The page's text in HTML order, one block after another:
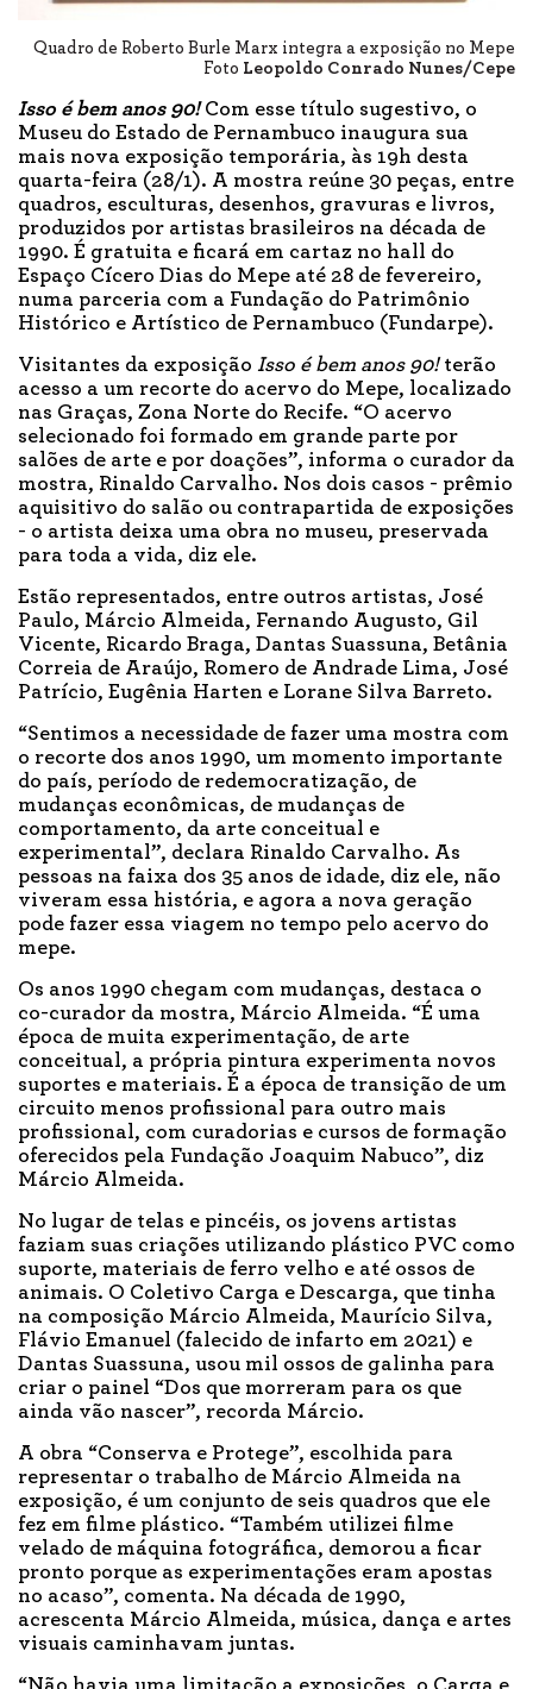
Quadro de Roberto Burle Marx integra a exposição no Mepe
Foto Leopoldo Conrado Nunes/Cepe
Isso é bem anos 90!Com esse título sugestivo, o
Museu do Estado de Pernambuco inaugura sua
mais nova exposição temporária, às 19h desta
quarta-feira (28/1). A mostra reúne 30 peças, entre
quadros, esculturas, desenhos, gravuras e livros,
produzidos por artistas brasileiros na década de
1990. É gratuita e ficará em cartaz no hall do
Espaço Cícero Dias do Mepe até 28 de fevereiro,
numa parceria com a Fundação do Patrimônio
Histórico e Artístico de Pernambuco (Fundarpe).
Visitantes da exposição Isso é bem anos 90!terão
acesso a um recorte do acervo do Mepe, localizado
nas Graças, Zona Norte do Recife. “O acervo
selecionado foi formado em grande parte por
salões de arte e por doações”, informa o curador da
mostra, Rinaldo Carvalho. Nos dois casos - prêmio
aquisitivo do salão ou contrapartida de exposições
- o artista deixa uma obra no museu, preservada
para toda a vida, diz ele.
Estão representados, entre outros artistas, José
Paulo, Márcio Almeida, Fernando Augusto, Gil
Vicente, Ricardo Braga, Dantas Suassuna, Betânia
Correia de Araújo, Romero de Andrade Lima, José
Patrício, Eugênia Harten e Lorane Silva Barreto.
“Sentimos a necessidade de fazer uma mostra com
o recorte dos anos 1990, um momento importante
do país, período de redemocratização, de
mudanças econômicas, de mudanças de
comportamento, da arte conceitual e
experimental”, declara Rinaldo Carvalho. As
pessoas na faixa dos 35 anos de idade, diz ele, não
viveram essa história, e agora a nova geração
pode fazer essa viagem no tempo pelo acervo do
mepe.
Os anos 1990 chegam com mudanças, destaca o
co-curador da mostra, Márcio Almeida. “É uma
época de muita experimentação, de arte
conceitual, a própria pintura experimenta novos
suportes e materiais. É a época de transição de um
circuito menos profissional para outro mais
profissional, com curadorias e cursos de formação
oferecidos pela Fundação Joaquim Nabuco”, diz
Márcio Almeida.
No lugar de telas e pincéis, os jovens artistas
faziam suas criações utilizando plástico PVC como
suporte, materiais de ferro velho e até ossos de
animais. O Coletivo Carga e Descarga, que tinha
na composição Márcio Almeida, Maurício Silva,
Flávio Emanuel (falecido de infarto em 2021) e
Dantas Suassuna, usou mil ossos de galinha para
criar o painel “Dos que morreram para os que
ainda vão nascer”, recorda Márcio.
A obra “Conserva e Protege”, escolhida para
representar o trabalho de Márcio Almeida na
exposição, é um conjunto de seis quadros que ele
fez em filme plástico. “Também utilizei filme
velado de máquina fotográfica, demorou a ficar
pronto porque as experimentações eram apostas
no acaso”, comenta. Na década de 1990,
acrescenta Márcio Almeida, música, dança e artes
visuais caminhavam juntas.